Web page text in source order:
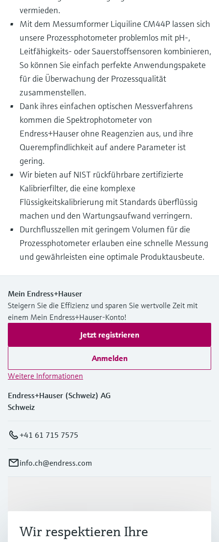
vermieden.
Mit dem Messumformer Liquiline CM44P lassen sich
unsere Prozessphotometer problemlos mit pH-,
Leitfähigkeits- oder Sauerstoffsensoren kombinieren,
So können Sie einfach perfekte Anwendungspakete
für die Überwachung der Prozessqualität
zusammenstellen.
Dank ihres einfachen optischen Messverfahrens
kommen die Spektrophotometer von
Endress+Hauser ohne Reagenzien aus, und ihre
Querempfindlichkeit auf andere Parameter ist
gering.
Wir bieten auf NIST rückführbare zertifizierte
Kalibrierfilter, die eine komplexe
Flüssigkeitskalibrierung mit Standards überflüssig
machen und den Wartungsaufwand verringern.
Durchflusszellen mit geringem Volumen für die
Prozessphotometer erlauben eine schnelle Messung
und gewährleisten eine optimale Produktausbeute.
Mein Endress+Hauser
Steigern Sie die Effizienz und sparen Sie wertvolle Zeit mit
einem Mein Endress+Hauser-Konto!
Jetzt registrieren
Anmelden
Weitere Informationen
Endress+Hauser (Schweiz) AG
Schweiz
+41 61 715 7575
info.ch@endress.com
Branchen
Wir respektieren Ihre